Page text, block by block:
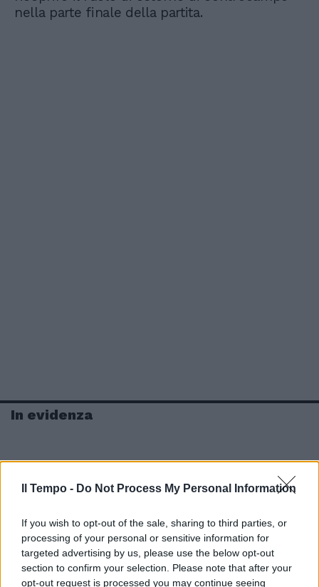
Il Tempo - Do Not Process My Personal Information
If you wish to opt-out of the sale, sharing to third parties, or
processing of your personal or sensitive information for
targeted advertising by us, please use the below opt-out
section to confirm your selection. Please note that after your
opt-out request is processed you may continue seeing
nella parte finale della partita.
In evidenza